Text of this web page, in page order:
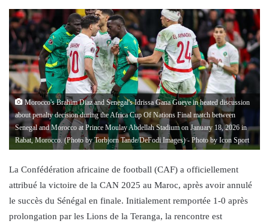
Morocco's Brahim Diaz and Senegal's Idrissa Gana Gueye in heated discussion
about penalty decision during the Africa Cup Of Nations Final match between
Senegal and Morocco at Prince Moulay Abdellah Stadium on January 18, 2026 in
Rabat, Morocco. (Photo by Torbjorn Tande/DeFodi Images) - Photo by Icon Sport
La Confédération africaine de football (CAF) a officiellement
attribué la victoire de la CAN 2025 au Maroc, après avoir annulé
le succès du Sénégal en finale. Initialement remportée 1-0 après
prolongation par les Lions de la Teranga, la rencontre est